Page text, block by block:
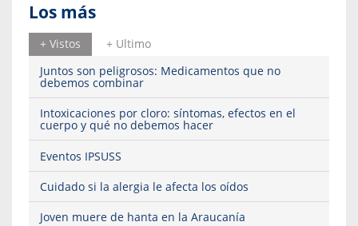
Los más
+ Vistos
+ Ultimo
Juntos son peligrosos: Medicamentos que no
debemos combinar
Intoxicaciones por cloro: síntomas, efectos en el
cuerpo y qué no debemos hacer
Eventos IPSUSS
Cuidado si la alergia le afecta los oídos
Joven muere de hanta en la Araucanía